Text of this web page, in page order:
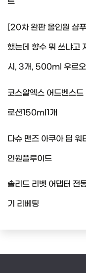
[20차 완판 올인원 샴
했는데 향수 뭐 쓰냐고
시, 3개, 500ml 우르오
코스알엑스 어드벤스
로션150ml1개
다슈 맨즈 아쿠아 딥
인원플루이드
솔리드 리벳 어댑터 전
기 리베팅